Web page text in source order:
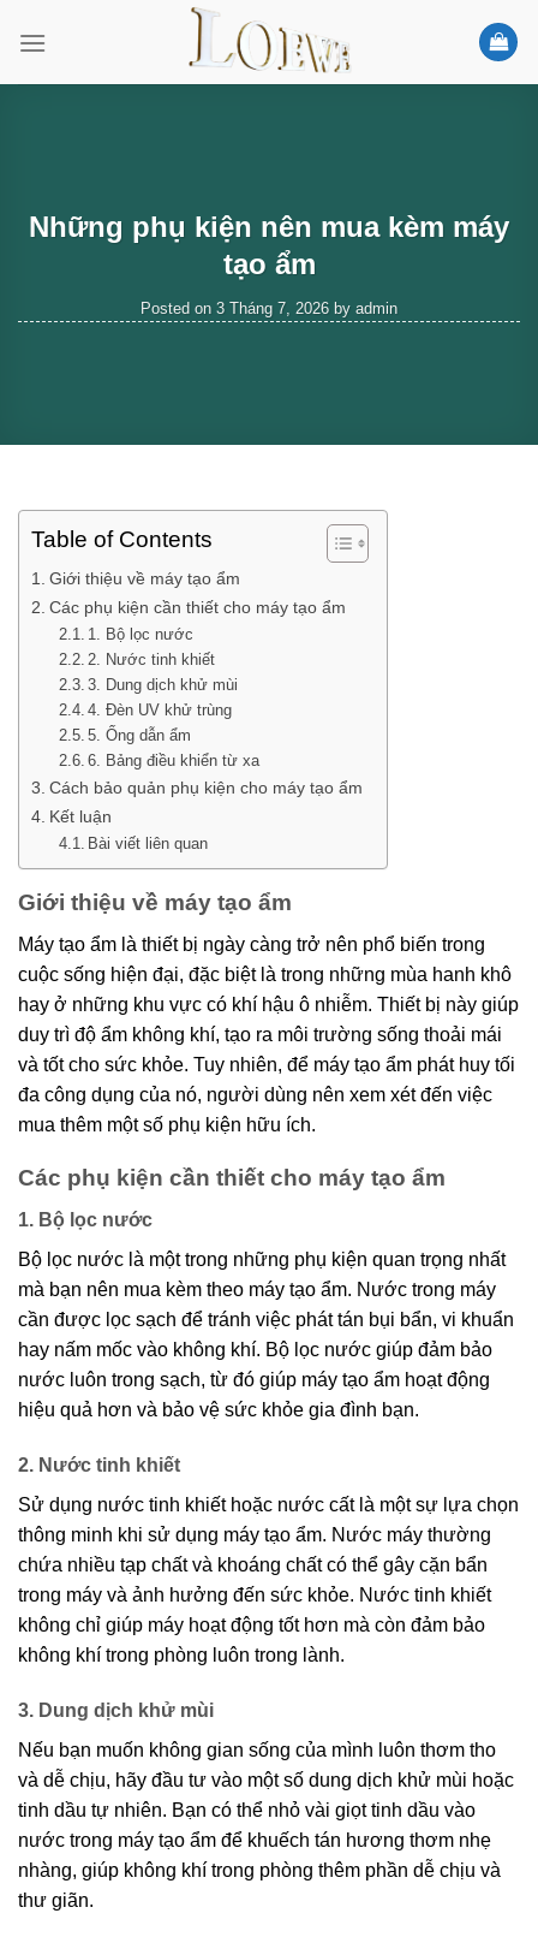
Những phụ kiện nên mua kèm máy
tạo ẩm
Posted on 3 Tháng 7, 2026 by admin
Table of Contents
Giới thiệu về máy tạo ẩm
Các phụ kiện cần thiết cho máy tạo ẩm
1. Bộ lọc nước
2. Nước tinh khiết
3. Dung dịch khử mùi
4. Đèn UV khử trùng
5. Ống dẫn ẩm
6. Bảng điều khiển từ xa
Cách bảo quản phụ kiện cho máy tạo ẩm
Kết luận
Bài viết liên quan
Giới thiệu về máy tạo ẩm
Máy tạo ẩm là thiết bị ngày càng trở nên phổ biến trong
cuộc sống hiện đại, đặc biệt là trong những mùa hanh khô
hay ở những khu vực có khí hậu ô nhiễm. Thiết bị này giúp
duy trì độ ẩm không khí, tạo ra môi trường sống thoải mái
và tốt cho sức khỏe. Tuy nhiên, để máy tạo ẩm phát huy tối
đa công dụng của nó, người dùng nên xem xét đến việc
mua thêm một số phụ kiện hữu ích.
Các phụ kiện cần thiết cho máy tạo ẩm
1. Bộ lọc nước
Bộ lọc nước là một trong những phụ kiện quan trọng nhất
mà bạn nên mua kèm theo máy tạo ẩm. Nước trong máy
cần được lọc sạch để tránh việc phát tán bụi bẩn, vi khuẩn
hay nấm mốc vào không khí. Bộ lọc nước giúp đảm bảo
nước luôn trong sạch, từ đó giúp máy tạo ẩm hoạt động
hiệu quả hơn và bảo vệ sức khỏe gia đình bạn.
2. Nước tinh khiết
Sử dụng nước tinh khiết hoặc nước cất là một sự lựa chọn
thông minh khi sử dụng máy tạo ẩm. Nước máy thường
chứa nhiều tạp chất và khoáng chất có thể gây cặn bẩn
trong máy và ảnh hưởng đến sức khỏe. Nước tinh khiết
không chỉ giúp máy hoạt động tốt hơn mà còn đảm bảo
không khí trong phòng luôn trong lành.
3. Dung dịch khử mùi
Nếu bạn muốn không gian sống của mình luôn thơm tho
và dễ chịu, hãy đầu tư vào một số dung dịch khử mùi hoặc
tinh dầu tự nhiên. Bạn có thể nhỏ vài giọt tinh dầu vào
nước trong máy tạo ẩm để khuếch tán hương thơm nhẹ
nhàng, giúp không khí trong phòng thêm phần dễ chịu và
thư giãn.